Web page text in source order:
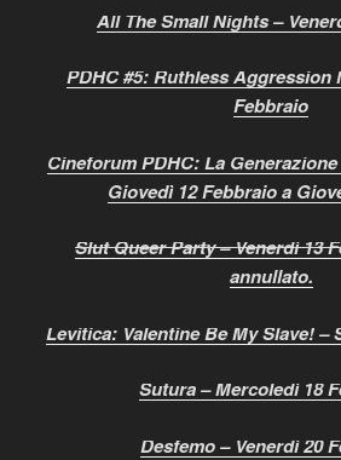
All The Small Nights –
PDHC #5: Ruthless Aggression
Febbraio
Cineforum PDHC: La
Giovedì 12 Febbraio a
Slut Queer Party – Venerdì 13
annullato.
Levitica: Valentine Be My Slave! –
Sutura – Mercoledì 18
Desfemo – Venerdì 20